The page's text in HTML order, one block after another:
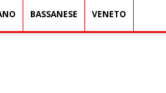
BASSANESE VENETO